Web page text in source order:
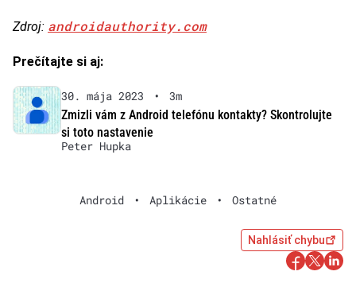
Zdroj: androidauthority.com
Prečítajte si aj:
30. mája 2023 •
3m
Zmizli vám z Android telefónu kontakty? Skontrolujte
si toto nastavenie
Peter Hupka
Android • Aplikácie • Ostatné
Nahlásiť chybu